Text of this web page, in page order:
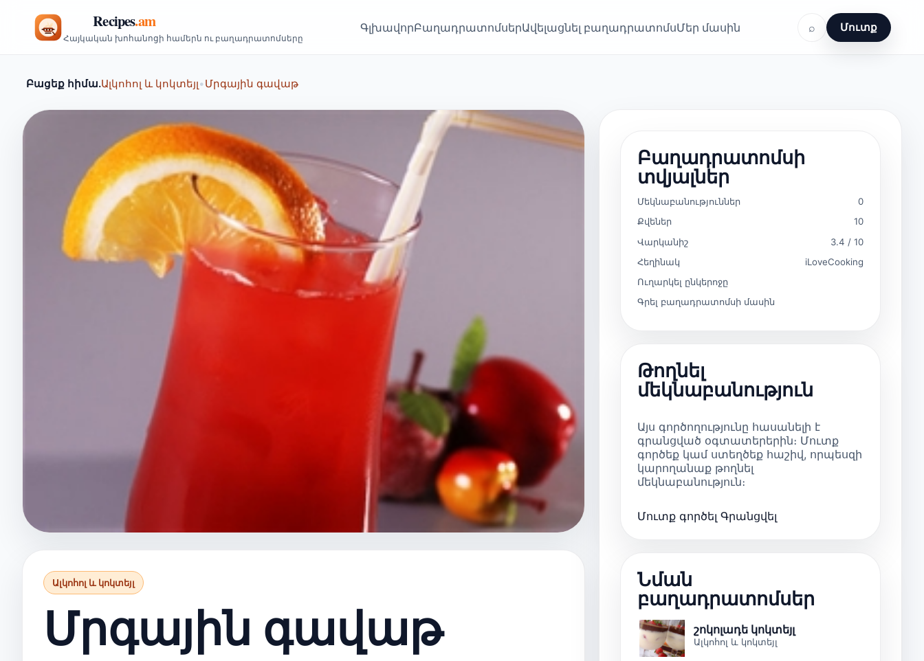
Հայկական խոհանոցի համերն ու բաղադրատոմսերը
ԳլխավորԲաղադրատոմսերԱվելացնել բաղադրատոմսՄեր մասին ⌕ Մուտք
Բացեք հիմա.Ալկոհոլ և կոկտեյլ•Մրգային գավաթ
Ալկոհոլ և կոկտեյլ
Մրգային գավաթ
Բաղադրատոմսի
տվյալներ
Մեկնաբանություններ
0
Քվեներ
10
Վարկանիշ
3.4 / 10
Հեղինակ
iLoveCooking
Ուղարկել ընկերոջը
Գրել բաղադրատոմսի մասին
Թողնել
մեկնաբանություն
Այս գործողությունը հասանելի է
գրանցված օգտատերերին։ Մուտք
գործեք կամ ստեղծեք հաշիվ, որպեսզի
կարողանաք թողնել
մեկնաբանություն։
Մուտք գործել Գրանցվել
Նման
բաղադրատոմսեր
շոկոլադե կոկտեյլ
Ալկոհոլ և կոկտեյլ